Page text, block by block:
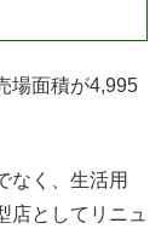
場面積が4,995
なく、生活用
店としてリニュ